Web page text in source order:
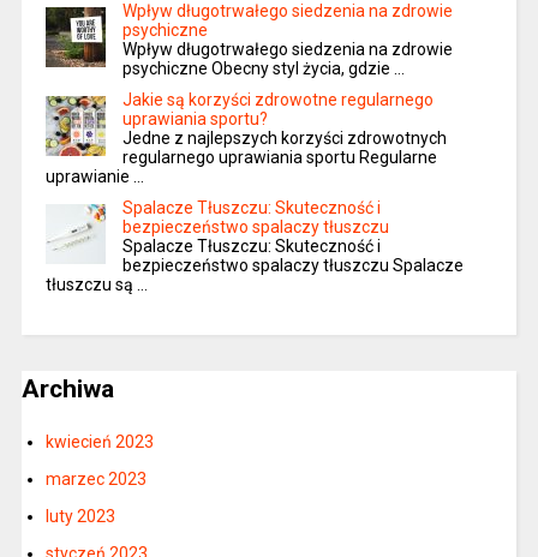
Wpływ długotrwałego siedzenia na zdrowie
psychiczne
Wpływ długotrwałego siedzenia na zdrowie
psychiczne Obecny styl życia, gdzie …
Jakie są korzyści zdrowotne regularnego
uprawiania sportu?
Jedne z najlepszych korzyści zdrowotnych
regularnego uprawiania sportu Regularne
uprawianie …
Spalacze Tłuszczu: Skuteczność i
bezpieczeństwo spalaczy tłuszczu
Spalacze Tłuszczu: Skuteczność i
bezpieczeństwo spalaczy tłuszczu Spalacze
tłuszczu są …
Archiwa
kwiecień 2023
marzec 2023
luty 2023
styczeń 2023